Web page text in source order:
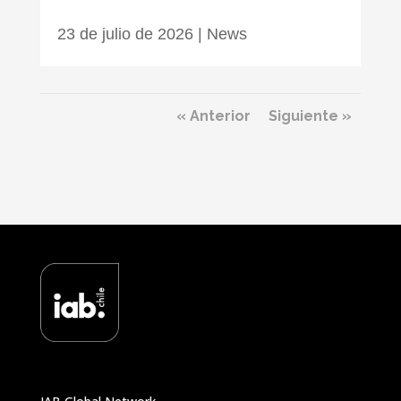
23 de julio de 2026| News
« Anterior Siguiente »